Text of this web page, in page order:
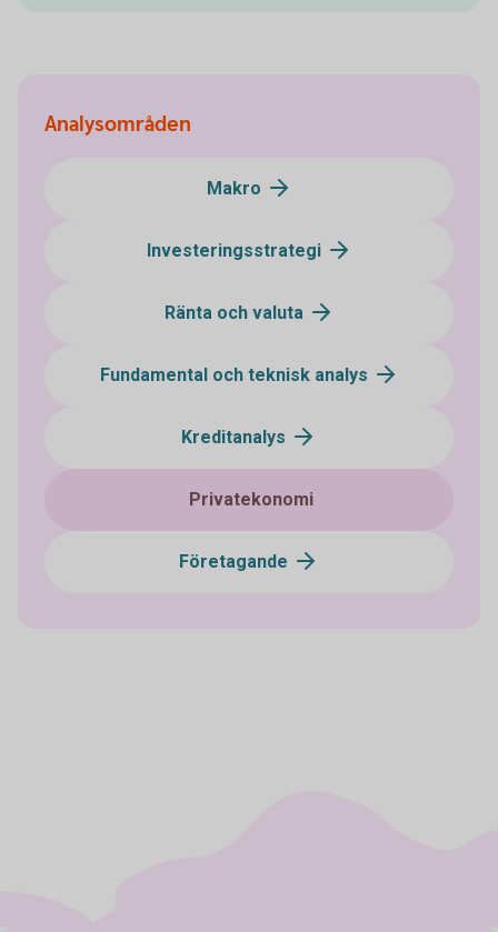
Analysområden
Makro
Investeringsstrategi
Ränta och valuta
Fundamental och teknisk analys
Kreditanalys
Privatekonomi
Företagande